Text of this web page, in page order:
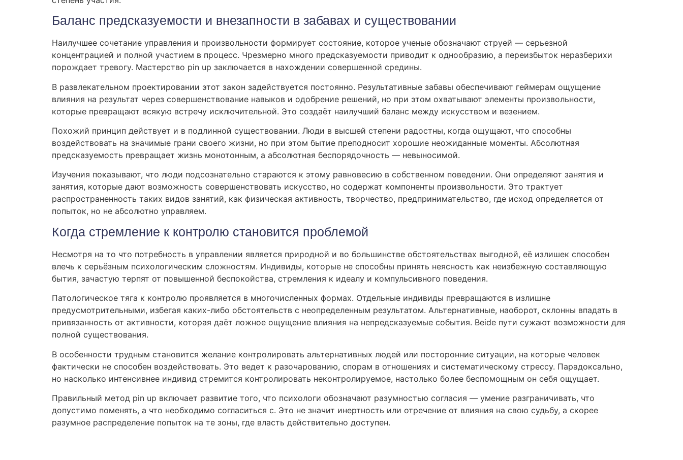
Баланс предсказуемости и внезапности в забавах и существовании
Наилучшее сочетание управления и произвольности формирует состояние, которое ученые обозначают струей — серьезной
концентрацией и полной участием в процесс. Чрезмерно много предсказуемости приводит к однообразию, а переизбыток неразберихи
порождает тревогу. Мастерство pin up заключается в нахождении совершенной средины.
В развлекательном проектировании этот закон задействуется постоянно. Результативные забавы обеспечивают геймерам ощущение
влияния на результат через совершенствование навыков и одобрение решений, но при этом охватывают элементы произвольности,
которые превращают всякую встречу исключительной. Это создаёт наилучший баланс между искусством и везением.
Похожий принцип действует и в подлинной существовании. Люди в высшей степени радостны, когда ощущают, что способны
воздействовать на значимые грани своего жизни, но при этом бытие преподносит хорошие неожиданные моменты. Абсолютная
предсказуемость превращает жизнь монотонным, а абсолютная беспорядочность — невыносимой.
Изучения показывают, что люди подсознательно стараются к этому равновесию в собственном поведении. Они определяют занятия и
занятия, которые дают возможность совершенствовать искусство, но содержат компоненты произвольности. Это трактует
распространенность таких видов занятий, как физическая активность, творчество, предпринимательство, где исход определяется от
попыток, но не абсолютно управляем.
Когда стремление к контролю становится проблемой
Несмотря на то что потребность в управлении является природной и во большинстве обстоятельствах выгодной, её излишек способен
влечь к серьёзным психологическим сложностям. Индивиды, которые не способны принять неясность как неизбежную составляющую
бытия, зачастую терпят от повышенной беспокойства, стремления к идеалу и компульсивного поведения.
Патологическое тяга к контролю проявляется в многочисленных формах. Отдельные индивиды превращаются в излишне
предусмотрительными, избегая каких-либо обстоятельств с неопределенным результатом. Альтернативные, наоборот, склонны впадать в
привязанность от активности, которая даёт ложное ощущение влияния на непредсказуемые события. Beide пути сужают возможности для
полной существования.
В особенности трудным становится желание контролировать альтернативных людей или посторонние ситуации, на которые человек
фактически не способен воздействовать. Это ведет к разочарованию, спорам в отношениях и систематическому стрессу. Парадоксально,
но насколько интенсивнее индивид стремится контролировать неконтролируемое, настолько более беспомощным он себя ощущает.
Правильный метод pin up включает развитие того, что психологи обозначают разумностью согласия — умение разграничивать, что
допустимо поменять, а что необходимо согласиться с. Это не значит инертность или отречение от влияния на свою судьбу, а скорее
разумное распределение попыток на те зоны, где власть действительно доступен.